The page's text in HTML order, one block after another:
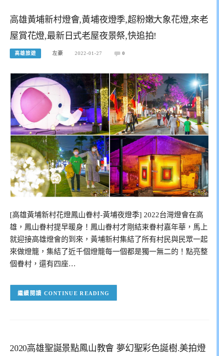
高雄黃埔新村燈會,黃埔夜燈季,超粉嫩大象花燈,來老
屋賞花燈,最新日式老屋夜景祭,快追拍!
高雄旅遊 左豪 2022-01-27 0
[高雄黃埔新村花燈鳳山眷村-黃埔夜燈季] 2022台灣燈會在高
雄，鳳山眷村提早暖身！鳳山眷村才剛結束眷村嘉年華，馬上
就迎接高雄燈會的到來，黃埔新村集結了所有村民與民眾一起
來做燈籠，集結了近千個燈籠每一個都是獨一無二的！點亮整
個眷村，還有四座…
CONTINUE READING
2020高雄聖誕景點鳳山教會 夢幻聖彩色誕樹.美拍燈